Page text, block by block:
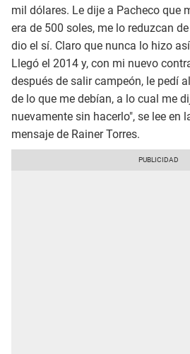
mil dólares. Le dije a Pacheco que
era de 500 soles, me lo reduzcan
dio el sí. Claro que nunca lo hizo
Llegó el 2014 y, con mi nuevo
después de salir campeón, le pedí
de lo que me debían, a lo cual me
nuevamente sin hacerlo", se lee en
mensaje de Rainer Torres.